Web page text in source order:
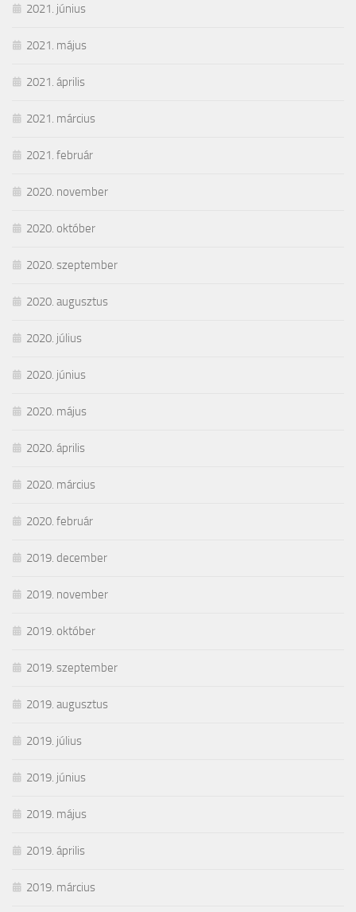
2021. június
2021. május
2021. április
2021. március
2021. február
2020. november
2020. október
2020. szeptember
2020. augusztus
2020. július
2020. június
2020. május
2020. április
2020. március
2020. február
2019. december
2019. november
2019. október
2019. szeptember
2019. augusztus
2019. július
2019. június
2019. május
2019. április
2019. március